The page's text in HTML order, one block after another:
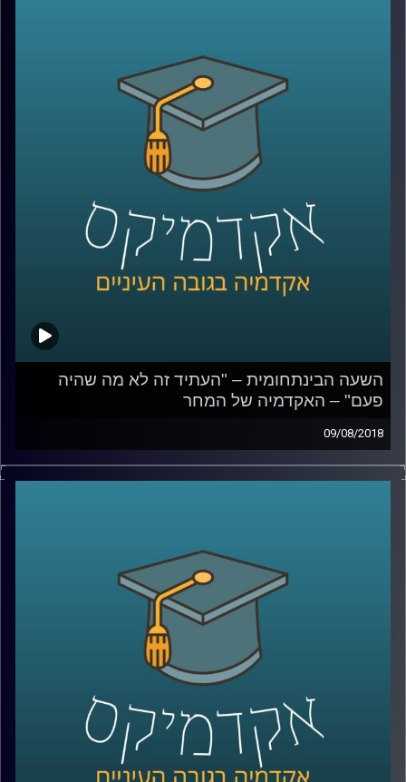
השעה הבינתחומית – "העתיד זה לא מה שהיה
פעם" – האקדמיה של המחר
09/08/2018
עשרות סטודנטים יושבים עם הלפטופים הפתוחים מול
המרצה באוניברסיטה, למראית עין ניתן לחשוב שהם מסכמים
המציאות הזו מקרוב, שבה שיטת הלימוד הקלאסית הולכת
ומאבדת מהרלוונטיות שלה, הקשב יורד וכך גם היכולת
להתעמק. הוא עומד על הסיכונים הקיימים בחברה המתחנכת
לרדידות ובורות, מפרט כיצד ניתן להתאים את שיטות הלימוד
למציאות של היום וגם מסביר מדוע הוא דווקא מתרגש
מהתקופה הנוכחית אותה הוא מזהה כרנסאנס של האקדמיה.
קרדיט תמונות:
AudioVersity